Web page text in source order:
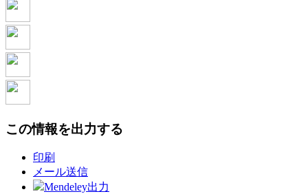
この情報を出力する
印刷
メール送信
Mendeley出力